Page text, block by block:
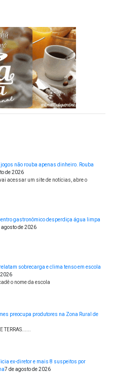
jogos não rouba apenas dinheiro. Rouba
de 2026
acessar um site de notícias, abre o
gastronômico desperdiça água limpa
agosto de 2026
sobrecarga e clima tenso em escola
2026
o nome da escola
preocupa produtores na Zona Rural de
TERRAS......
ex-diretor e mais 8 suspeitos por
7 de agosto de 2026